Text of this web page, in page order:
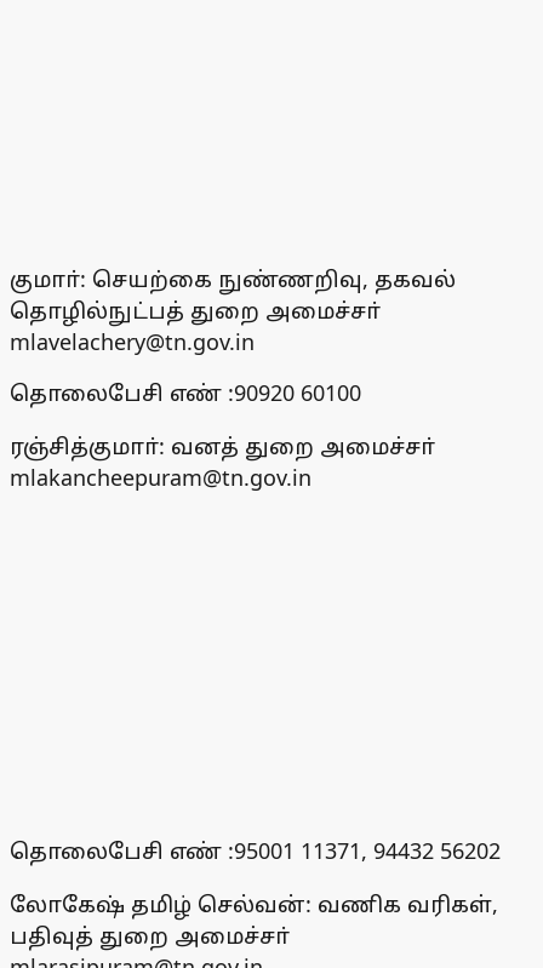
குமாா்: செயற்கை நுண்ணறிவு, தகவல்
தொழில்நுட்பத் துறை அமைச்சா்
mlavelachery@tn.gov.in
தொலைபேசி எண் :90920 60100
ரஞ்சித்குமாா்: வனத் துறை அமைச்சா்
mlakancheepuram@tn.gov.in
தொலைபேசி எண் :95001 11371, 94432 56202
லோகேஷ் தமிழ் செல்வன்: வணிக வரிகள்,
பதிவுத் துறை அமைச்சா்